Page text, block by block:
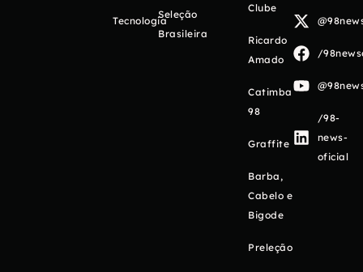
Tecnologia
Seleção
Brasileira
Clube
Ricardo
Amado
Catimba
98
Graffite
Barba,
Cabelo e
Bigode
Preleção
/
/98-
news-
oficial